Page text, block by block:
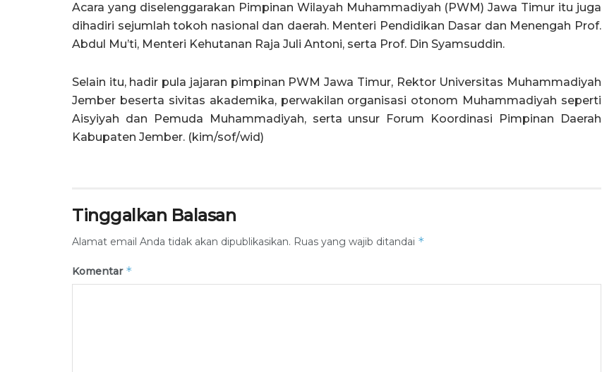
Acara yang diselenggarakan Pimpinan Wilayah Muhammadiyah (PWM) Jawa Timur itu juga
dihadiri sejumlah tokoh nasional dan daerah. Menteri Pendidikan Dasar dan Menengah Prof.
Abdul Mu’ti, Menteri Kehutanan Raja Juli Antoni, serta Prof. Din Syamsuddin.
Selain itu, hadir pula jajaran pimpinan PWM Jawa Timur, Rektor Universitas Muhammadiyah
Jember beserta sivitas akademika, perwakilan organisasi otonom Muhammadiyah seperti
Aisyiyah dan Pemuda Muhammadiyah, serta unsur Forum Koordinasi Pimpinan Daerah
Kabupaten Jember. (kim/sof/wid)
Tinggalkan Balasan
Alamat email Anda tidak akan dipublikasikan. Ruas yang wajib ditandai *
Komentar *